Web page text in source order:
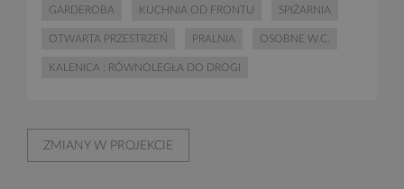
GARDEROBA KUCHNIA OD FRONTU SPIŻARNIA
OTWARTA PRZESTRZEŃ PRALNIA OSOBNE W.C.
KALENICA : RÓWNOLEGŁA DO DROGI
ZMIANY W PROJEKCIE